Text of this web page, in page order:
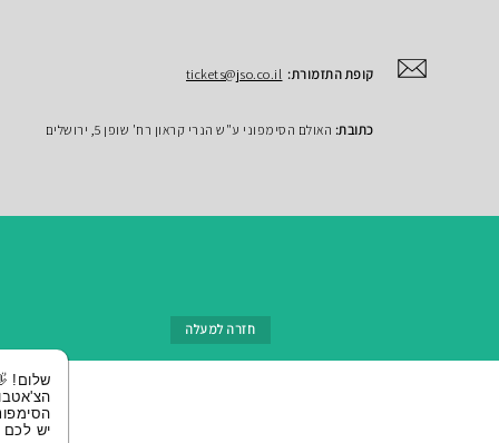
קופת התזמורת: tickets@jso.co.il
האולם הסימפוני ע"ש הנרי קראון רח' שופן 5, ירושלים
חזרה למעלה
שלום! 👋 אני
הצ'אטבוט של
הסימפונית
יש לכם שאלות?